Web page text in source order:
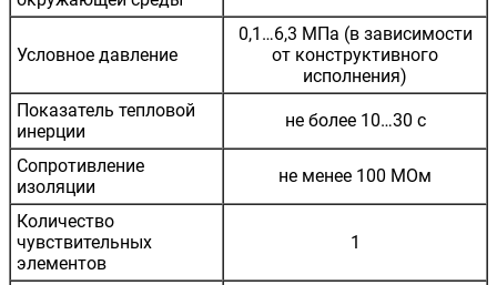
Условное давление
0,1…6,3 МПа (в зависимости
от конструктивного
исполнения)
Показатель тепловой
инерции
не более 10…30 с
Сопротивление
изоляции
не менее 100 МОм
Количество
чувствительных
элементов
1